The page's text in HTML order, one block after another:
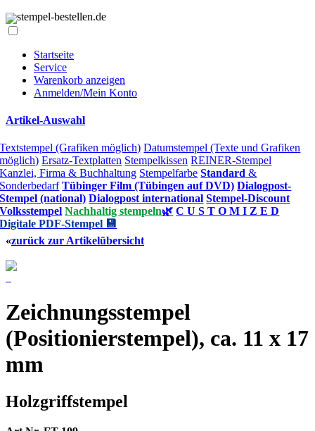
stempel-bestellen.de
Startseite
Service
Warenkorb anzeigen
Anmelden/Mein Konto
Artikel-Auswahl
Textstempel (Grafiken möglich) Datumstempel (Texte und Grafiken
möglich) Ersatz-Textplatten Stempelkissen REINER-Stempel
Kanzlei, Firma & Buchhaltung Stempelfarbe Standard &
Sonderbedarf Tübinger Film (Tübingen auf DVD) Dialogpost-
Stempel (national) Dialogpost international Stempel-Discount
Volksstempel Nachhaltig stempeln🌿 C U S T O M I Z E D
Digitale PDF-Stempel 💾
«zurück zur Artikelübersicht
Zeichnungsstempel
(Positionierstempel), ca. 11 x 17
mm
Holzgriffstempel